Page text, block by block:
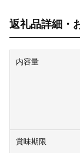
返礼品詳細・
内容量
賞味期限